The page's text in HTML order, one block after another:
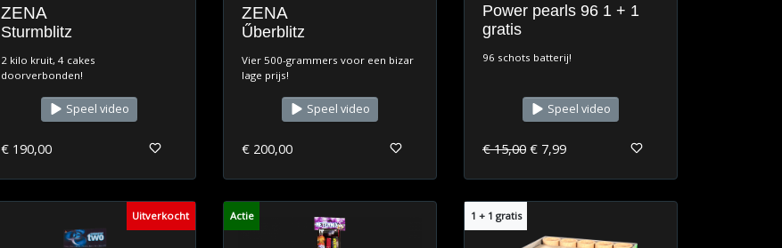
ZENA
Sturmblitz
2 kilo kruit, 4 cakes
doorverbonden!
Speel video
€ 190,00
ZENA
Űberblitz
Vier 500-grammers voor een bizar
lage prijs!
Speel video
€ 200,00
Power pearls 96 1 + 1
gratis
96 schots batterij!
Speel video
€ 15,00 € 7,99
Uitverkocht Actie 1 + 1 gratis